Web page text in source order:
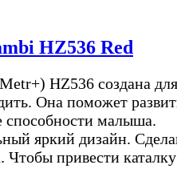
HZ536 Red
HZ536 создана для
Она поможет
способности малыша.
яркий дизайн.
Чтобы привести